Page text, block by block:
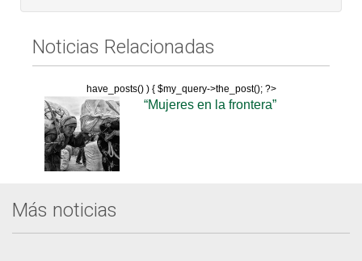
Noticias Relacionadas
have_posts() ) { $my_query->the_post(); ?>
“Mujeres en la frontera”
Más noticias